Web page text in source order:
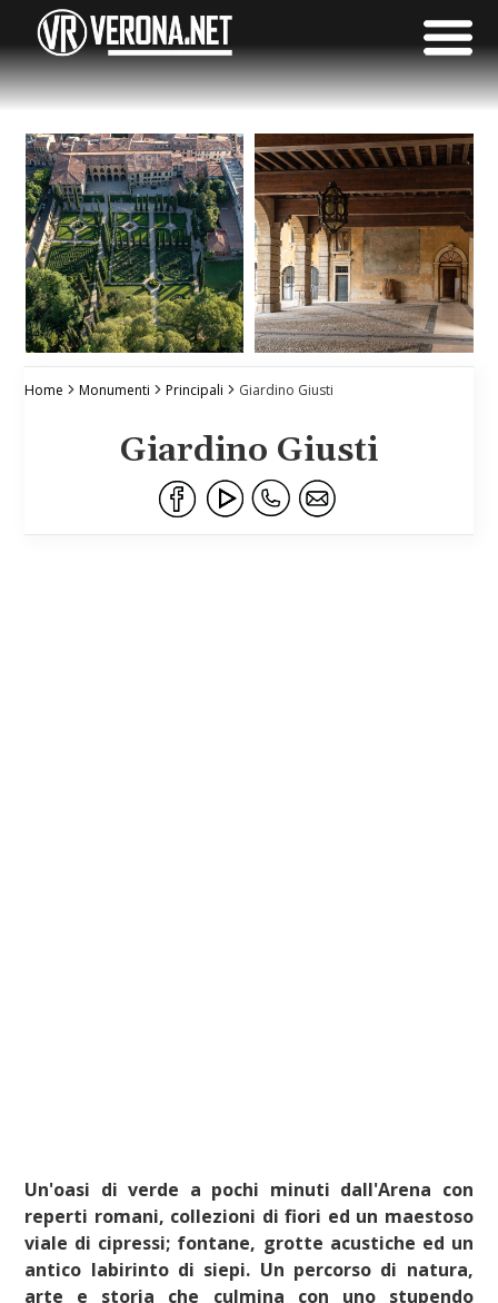
Home Monumenti Principali Giardino Giusti
Giardino Giusti
Un'oasi di verde a pochi minuti dall'Arena con
reperti romani, collezioni di fiori ed un maestoso
viale di cipressi; fontane, grotte acustiche ed un
antico labirinto di siepi. Un percorso di natura,
arte e storia che culmina con uno stupendo